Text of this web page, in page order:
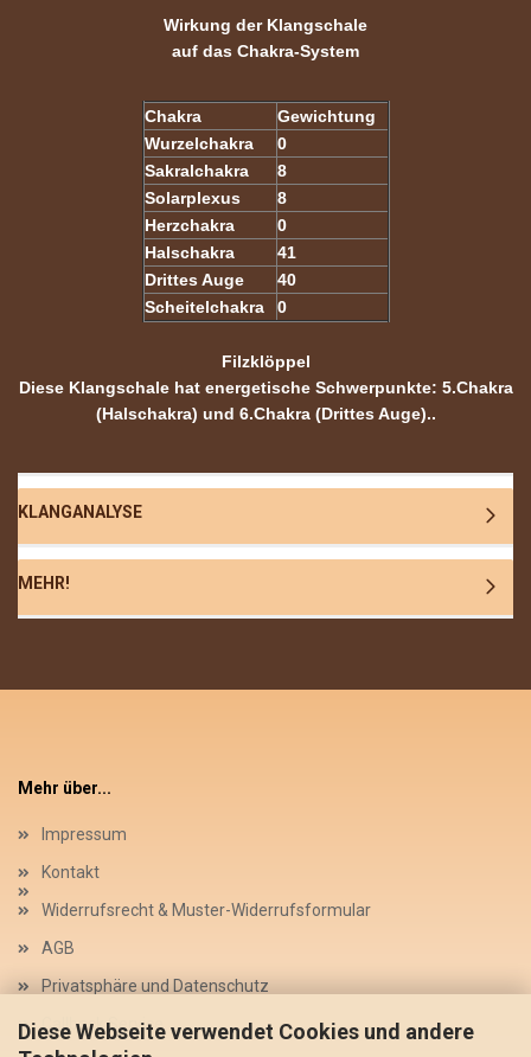
Diese Webseite verwendet Cookies und andere
Wirkung der Klangschale
auf das Chakra-System
Chakra
Gewichtung
Wurzelchakra
0
Sakralchakra
8
Solarplexus
8
Herzchakra
0
Halschakra
41
Drittes Auge
40
Scheitelchakra
0
Filzklöppel
Diese Klangschale hat energetische Schwerpunkte: 5.Chakra
(Halschakra) und 6.Chakra (Drittes Auge)..
KLANGANALYSE
MEHR!
Mehr über...
Impressum
Kontakt
Widerrufsrecht & Muster-Widerrufsformular
AGB
Privatsphäre und Datenschutz
Callback Service